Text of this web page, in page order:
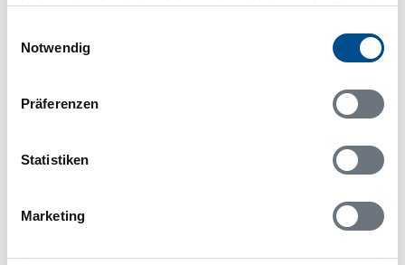
Notwendig
Präferenzen
Statistiken
Marketing
Anreisetag im Belegungskalender anklicken
Reisedauer
Hausbeschreibung und/oder der Ausstattung ergeben
frei gewählter Zeitraum